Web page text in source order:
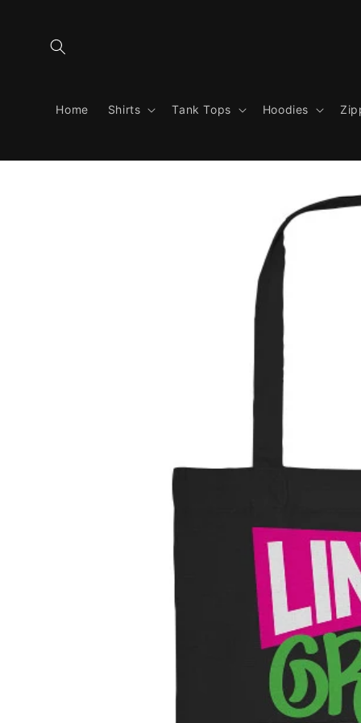
Home Shirts Tank Tops Hoodies